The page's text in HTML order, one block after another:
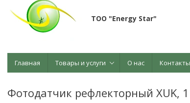
ТОО "Energy Star"
Главная Товары и услуги О нас Контакты
Фотодатчик рефлекторный XUK,